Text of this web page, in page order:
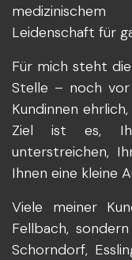
Leidenschaft für
Für mich steht
Stelle – noch
Kundinnen
Ziel ist es,
unterstreichen,
Ihnen eine kleine
Viele meiner
Fellbach,
Schorndorf,